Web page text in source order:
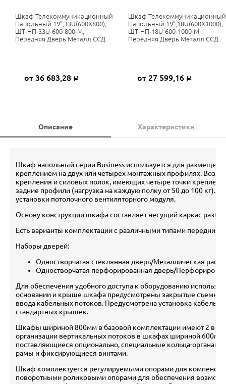
Шкаф Телекоммуникационный
Напольный 19”,33U(600X800),
ШТ-НП-33U-600-800-М,
Передняя Дверь Металл ССД
от 36 683,28 Р
Шкаф Телекоммуникационный
Напольный 19”,18U(600X1000),
ШТ-НП-18U-600-1000-М,
Передняя Дверь Металл ССД
от 27 599,16 Р
Описание Характеристики
Шкаф напольный серии Business используется для
креплением на двух или четырех монтажных профилях.
крепления и силовых полок, имеющих четыре точки
задние профили (нагрузка на каждую полку от 50 до 100 кг).
установки потолочного вентиляторного модуля.
Основу конструкции шкафа составляет несущий каркас
Есть варианты комплектации с различными типами передних
Наборы дверей:
Одностворчатая стеклянная дверь/Металлическая
Одностворчатая перфорированная дверь/
Для обеспечения удобного доступа к оборудованию
основании и крыше шкафа предусмотрены закрытые
ввода кабельных потоков. Предусмотрена установка
стандартных крышек.
Шкафы шириной 800мм в базовой комплектации имеют 2
организации вертикальных потоков в шкафах шириной 600мм
поставляющиеся опционально, специальные кольца-
рамы и фиксирующиеся винтами.
Шкаф комплектуется регулируемыми опорами для
поворотными роликовыми опорами для обеспечения